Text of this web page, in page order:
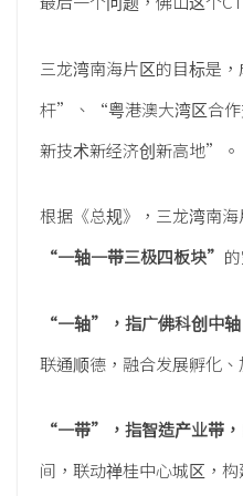
三龙湾南海片区的目标是
杆”、“粤港澳大湾区合
新技术新经济创新高地”。
根据《总规》，三龙湾南
“一轴一带三极四板块”
“一轴”，指广佛科创中轴
联通顺德，融合发展孵化
“一带”，指智造产业带，
间，联动禅桂中心城区，